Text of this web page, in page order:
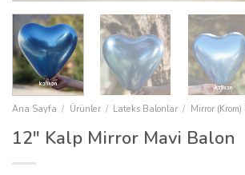
Ana Sayfa / Ürünler / Lateks Balonlar / Mirror
12″ Kalp Mirror Mavi Balon